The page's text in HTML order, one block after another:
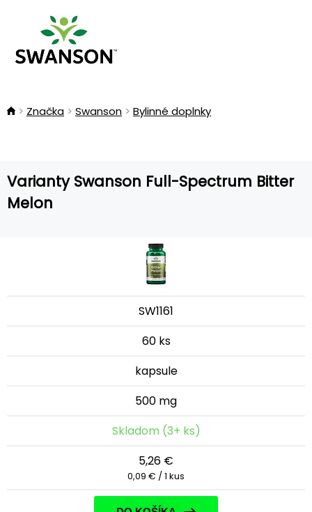
Značka Swanson Bylinné doplnky
Varianty Swanson Full-Spectrum Bitter
Melon
SW1161
60 ks
kapsule
500 mg
Skladom (3+ ks)
5,26 €
0,09 € / 1 kus